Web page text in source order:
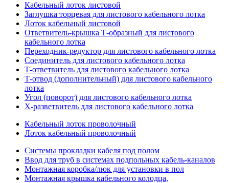
Кабельный лоток листовой
Заглушка торцевая для листового кабельного лотка
Лоток кабельный листовой
Ответвитель-крышка Т-образный для листового
кабельного лотка
Переходник-редуктор для листового кабельного лотка
Соединитель для листового кабельного лотка
Т-ответвитель для листового кабельного лотка
Т-отвод (дополнительный) для листового кабельного
лотка
Угол (поворот) для листового кабельного лотка
Х-разветвитель для листового кабельного лотка
Кабельный лоток проволочный
Лоток кабельный проволочный
Системы прокладки кабеля под полом
Ввод для труб в системах подпольных кабель-каналов
Монтажная коробка/люк для установки в пол
Монтажная крышка кабельного колодца,